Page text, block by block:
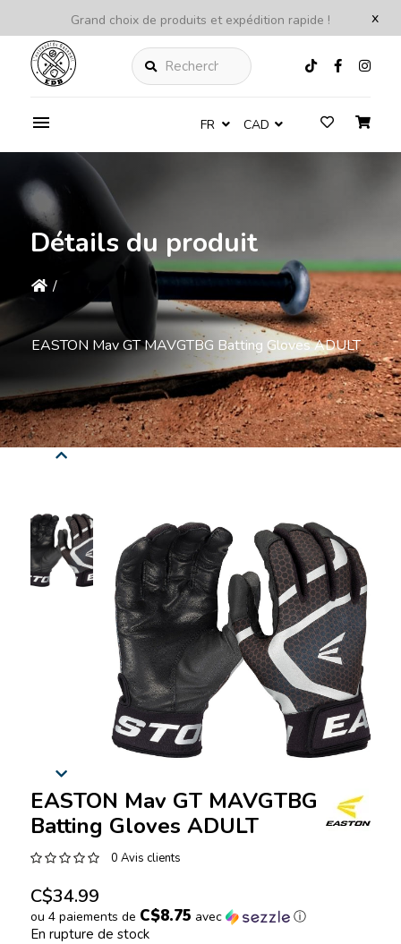
x
Grand choix de produits et expédition rapide !
Rechercher
FR CAD
Détails du produit
/
EASTON Mav GT MAVGTBG Batting Gloves ADULT
EASTON Mav GT MAVGTBG
Batting Gloves ADULT
0 Avis clients
C$34.99
ou 4 paiements de C$8.75 avec ⓘ
En rupture de stock